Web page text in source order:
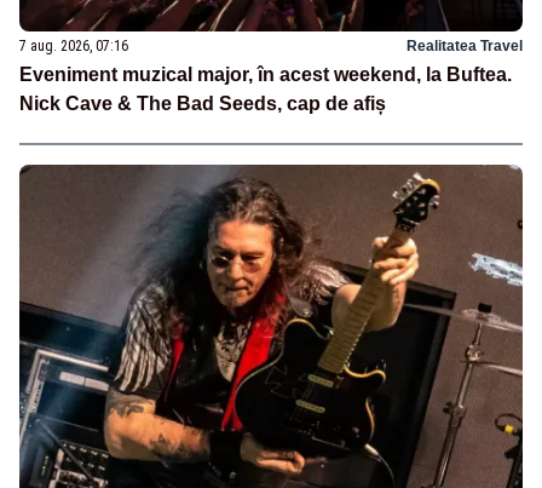
7 aug. 2026, 07:16 Realitatea Travel
Eveniment muzical major, în acest weekend, la Buftea.
Nick Cave & The Bad Seeds, cap de afiș